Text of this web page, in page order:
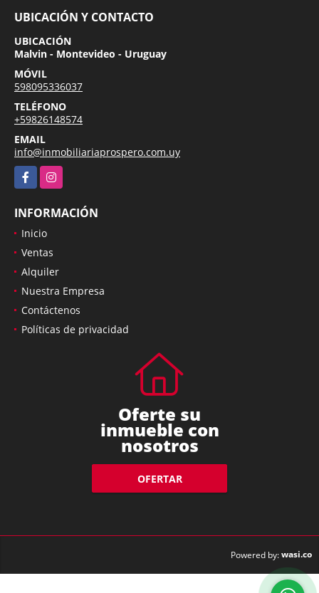
UBICACIÓN Y CONTACTO
UBICACIÓN
Malvin - Montevideo - Uruguay
MÓVIL
598095336037
TELÉFONO
+59826148574
EMAIL
info@inmobiliariaprospero.com.uy
FacebookInstagram
INFORMACIÓN
Inicio
Ventas
Alquiler
Nuestra Empresa
Contáctenos
Políticas de privacidad
Oferte su
inmueble con
nosotros
OFERTAR
Powered by:wasi.co